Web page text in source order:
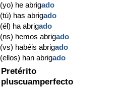
(yo) he abrigado
(tú) has abrigado
(él) ha abrigado
(ns) hemos abrigado
(vs) habéis abrigado
(ellos) han abrigado
Pretérito
pluscuamperfecto